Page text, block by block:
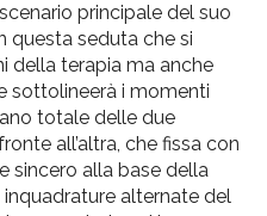
principale del suo
questa seduta che si
della terapia ma anche
sottolineerà i momenti
totale delle due
all’altra, che fissa con
sincero alla base della
alternate del